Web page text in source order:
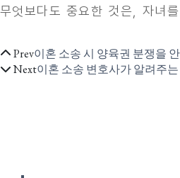
무엇보다도 중요한 것은, 자녀
Prev이혼 소송 시 양육권 분쟁을
Next이혼 소송 변호사가 알려주